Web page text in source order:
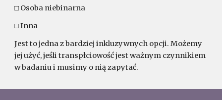
□ Osoba niebinarna
□ Inna
Jest to jedna z bardziej inkluzywnych opcji. Możemy
jej użyć, jeśli transpłciowość jest ważnym czynnikiem
w badaniu i musimy o nią zapytać.